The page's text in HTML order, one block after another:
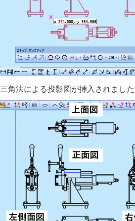
三角法による投影図が挿入されまし